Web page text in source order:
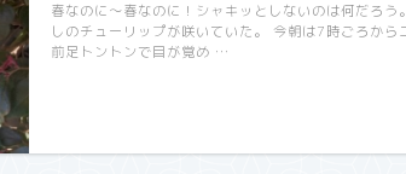
春なのに〜春なのに！シャキッとしないのは何だろう
しのチューリップが咲いていた。 今朝は7時ごろから
前足トントンで目が覚め …